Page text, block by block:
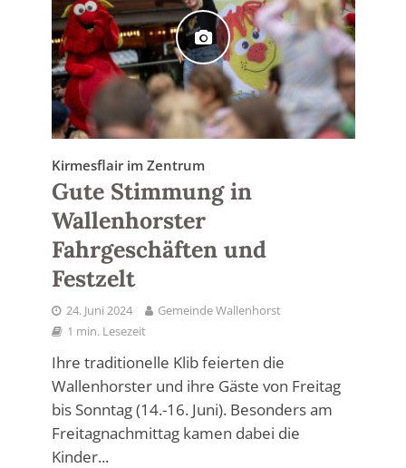
Kirmesflair im Zentrum
Gute Stimmung in
Wallenhorster
Fahrgeschäften und
Festzelt
24. Juni 2024
Gemeinde Wallenhorst
1 min. Lesezeit
Ihre traditionelle Klib feierten die
Wallenhorster und ihre Gäste von Freitag
bis Sonntag (14.-16. Juni). Besonders am
Freitagnachmittag kamen dabei die
Kinder...